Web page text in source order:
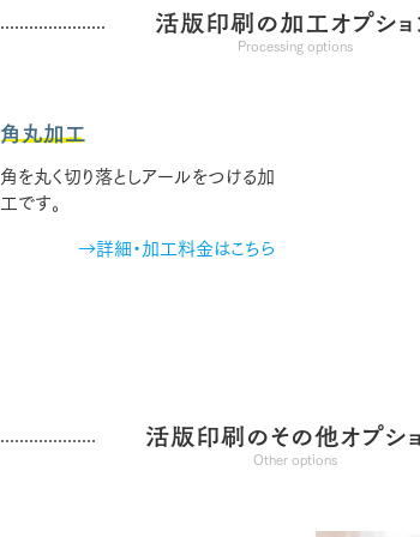
活版印刷の加工オプショ
Processing options
角丸加工
角を丸く切り落としアールをつける加
工です。
→詳細・加工料金はこちら
活版印刷のその他オプシ
Other options